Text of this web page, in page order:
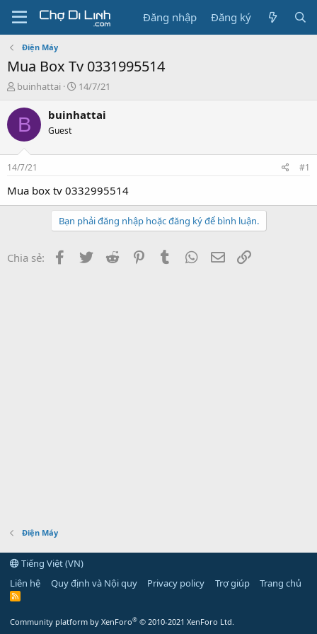
Đăng nhập Đăng ký
Điện Máy
Mua Box Tv 0331995514
T
r
a
s
t
a
buinhattai
N
à
14/7/21
B buinhattai
Guest
14/7/21 #1
Mua box tv 0332995514
Bạn phải đăng nhập hoặc đăng ký để bình luận.
Chia sẻ: Facebook
Twitter Reddit PinterestTumblr WhatsApp
Email
Điện Máy
Tiếng Việt (VN)
Liên hệ
Quy định và Nội quy Privacy policy Trợ giúp Trang chủ
R
Community platform by XenForo® © 2010-2021 XenForo Ltd.